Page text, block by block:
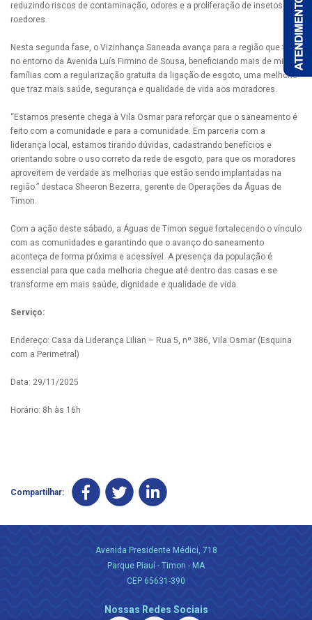
reduzindo riscos de contaminação, odores e a proliferação de insetos e
roedores.
Nesta segunda fase, o Vizinhança Saneada avança para a região que fica
no entorno da Avenida Luís Firmino de Sousa, beneficiando mais de mil
famílias com a regularização gratuita da ligação de esgoto, uma melhoria
que traz mais saúde, segurança e qualidade de vida aos moradores.
“Estamos presente chega à Vila Osmar para reforçar que o saneamento é
feito com a comunidade e para a comunidade. Em parceria com a
liderança local, estamos tirando dúvidas, cadastrando benefícios e
orientando sobre o uso correto da rede de esgoto, para que os moradores
aproveitem de verdade as melhorias que estão sendo implantadas na
região.” destaca Sheeron Bezerra, gerente de Operações da Águas de
Timon.
Com a ação deste sábado, a Águas de Timon segue fortalecendo o vínculo
com as comunidades e garantindo que o avanço do saneamento
aconteça de forma próxima e acessível. A presença da população é
essencial para que cada melhoria chegue até dentro das casas e se
transforme em mais saúde, dignidade e qualidade de vida.
Serviço:
Endereço: Casa da Liderança Lilian – Rua 5, nº 386, Vila Osmar (Esquina
com a Perimetral)
Data: 29/11/2025
Horário: 8h às 16h
Compartilhar:
Avenida Presidente Médici, 718
Parque Piauí - Timon - MA
CEP 65631-390
Nossas Redes Sociais